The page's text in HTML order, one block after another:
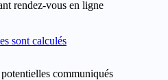
rendez-vous en ligne
sont calculés
communiqués